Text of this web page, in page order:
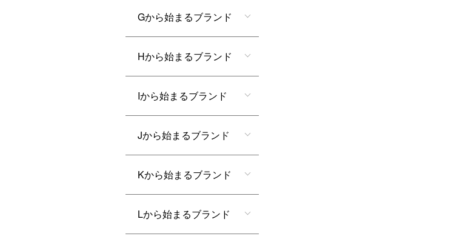
Gから始まるブランド
Hから始まるブランド
Iから始まるブランド
Jから始まるブランド
Kから始まるブランド
Lから始まるブランド